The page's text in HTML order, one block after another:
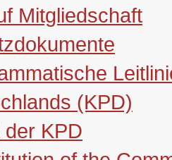
Mitgliedschaft
(KPD)
der KPD